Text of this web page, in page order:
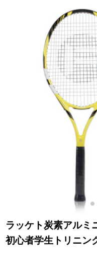
350
てキ
つプ
す。
ラッケト炭素アルミ
初心者学生トリニン